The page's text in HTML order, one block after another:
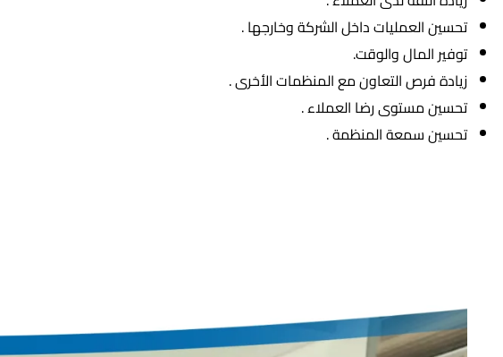
تحسين العمليات داخل الشركة وخارجها .
توفير المال والوقت.
زيادة فرص التعاون مع المنظمات الأخرى .
تحسين مستوى رضا العملاء .
تحسين سمعة المنظمة .